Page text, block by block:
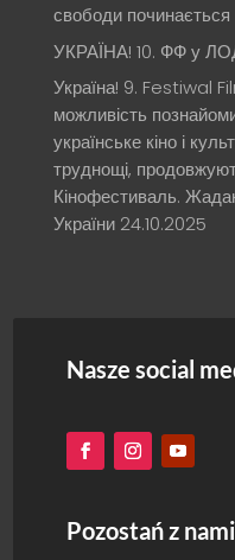
свободи
УКРАЇНА! 10. ФФ у
Україна! 9. Festiwal
можливість
українське кіно і
труднощі,
Кінофестиваль.
України 24.10.2025
Nasze social
Pozostań z